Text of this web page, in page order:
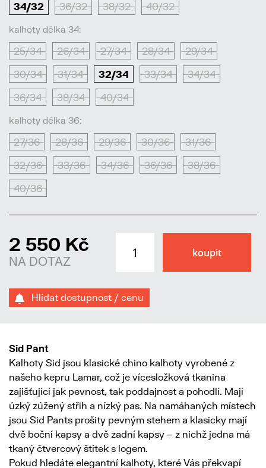
34/32 36/32 38/32 40/32
kalhoty délka 34:
25/34 26/34 27/34 28/34 29/34
30/34 31/34 32/34 33/34 34/34
36/34 38/34 40/34
kalhoty délka 36:
27/36 28/36 29/36 30/36 31/36
32/36 33/36 34/36 36/36 38/36
40/36
2 550 Kč
NA DOTAZ
Hlídat dostupnost / cenu
Sid Pant
Kalhoty Sid jsou klasické chino kalhoty vyrobené z
našeho kepru Lamar, což je vícesložková tkanina
zajišťující jak pevnost, tak poddajnost a pohodlí. Mají
úzký zúžený střih a nízký pas. Na namáhaných místech
jsou Sid Pants prošity pevným stehem a klasicky mají
dvě boční kapsy a dvě zadní kapsy – z nichž jedna má
tkaný čtvercový štítek s logem.
Pokud hledáte elegantní kalhoty, které Vás překvapí